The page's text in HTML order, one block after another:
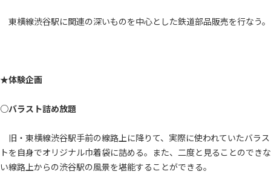
東横線渋谷駅に関連の深いものを中心とした鉄道部品販売を行なう。
★体験企画
○バラスト詰め放題
旧・東横線渋谷駅手前の線路上に降りて、実際に使われていたバラス
トを自身でオリジナル巾着袋に詰める。また、二度と見ることのできな
い線路上からの渋谷駅の風景を堪能することができる。